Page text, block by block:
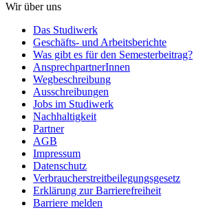
Wir über uns
Das Studiwerk
Geschäfts- und Arbeitsberichte
Was gibt es für den Semesterbeitrag?
AnsprechpartnerInnen
Wegbeschreibung
Ausschreibungen
Jobs im Studiwerk
Nachhaltigkeit
Partner
AGB
Impressum
Datenschutz
Verbraucherstreitbeilegungsgesetz
Erklärung zur Barrierefreiheit
Barriere melden